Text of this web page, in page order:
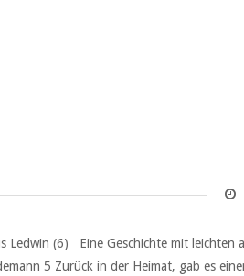
Ledwin (6) Eine Geschichte mit leichten
5 Zurück in der Heimat, gab es